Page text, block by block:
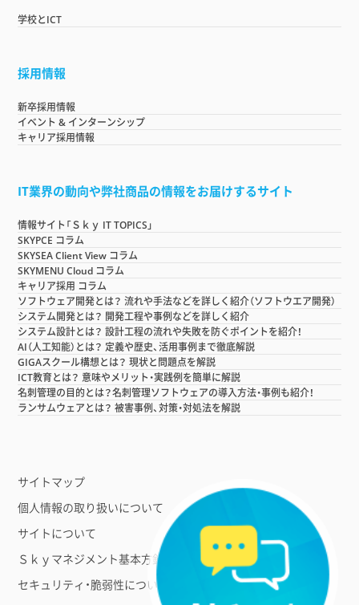
学校とICT
採用情報
新卒採用情報
イベント & インターンシップ
キャリア採用情報
IT業界の動向や弊社商品の情報をお届けするサイト
情報サイト「Ｓｋｙ IT TOPICS」
SKYPCE コラム
SKYSEA Client View コラム
SKYMENU Cloud コラム
キャリア採用 コラム
ソフトウェア開発とは？ 流れや手法などを詳しく紹介（ソフトウエア開発）
システム開発とは？ 開発工程や事例などを詳しく紹介
システム設計とは？ 設計工程の流れや失敗を防ぐポイントを紹介！
AI（人工知能）とは？ 定義や歴史、活用事例まで徹底解説
GIGAスクール構想とは？ 現状と問題点を解説
ICT教育とは？ 意味やメリット・実践例を簡単に解説
名刺管理の目的とは？名刺管理ソフトウェアの導入方法・事例も紹介！
ランサムウェアとは？ 被害事例、対策・対処法を解説
サイトマップ
個人情報の取り扱いについて
サイトについて
Ｓｋｙマネジメント基本方針
セキュリティ・脆弱性について